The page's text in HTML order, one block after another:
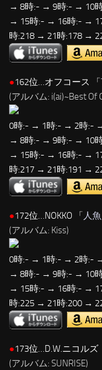
→ 8時:- → 9時:- → 10
→ 15時:- → 16時:- →
時:218 → 21時:178 →
●162位…オフコース 「
(アルバム: i(ai)~Best Of
0時:- → 1時:- → 2時:-
→ 8時:- → 9時:- → 10
→ 15時:- → 16時:- →
時:217 → 21時:191 →
●172位…NOKKO 「 人魚
(アルバム: Kiss)
0時:- → 1時:- → 2時:-
→ 8時:- → 9時:- → 10
→ 15時:- → 16時:- →
時:225 → 21時:200 →
●173位…D.W.ニコルズ
(アルバム: SUNRISE)